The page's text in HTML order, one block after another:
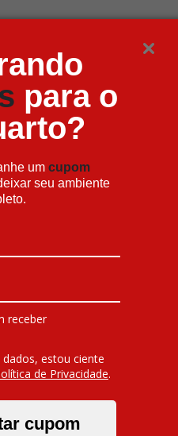
para o
um cupom
seu ambiente
receber
estou ciente
de Privacidade.
cupom